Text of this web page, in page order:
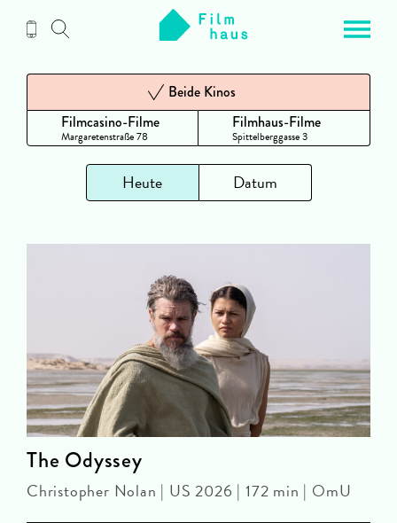
Inhalt
Filmcasino-Filme
Margaretenstraße 78
Beide Kinos
Filmhaus-Filme
Spittelberggasse 3
Heute Datum
The Odyssey
Christopher Nolan | US 2026 | 172 min | OmU